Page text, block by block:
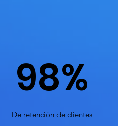
98%
De retención de clientes